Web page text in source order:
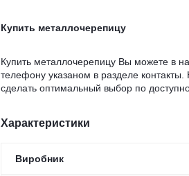
Купить металлочерепицу
Купить металлочерепицу Вы можете в
телефону указаном в разделе
сделать оптимальный выбор по
Характеристики
Виробник